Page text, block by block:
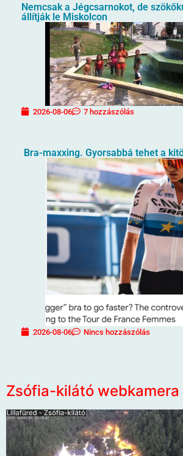
Nemcsak a Jégcsarnokot, de
állítják le Miskolcon
2026-08-06 7 hozzászólás
Bra-maxxing. Gyorsabbá tehet a
2026-08-06 Nincs hozzászólás
Zsófia-kilátó webkamera